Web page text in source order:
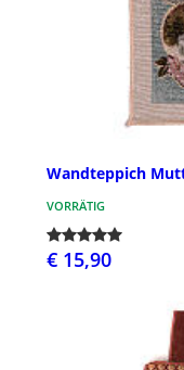
Wandteppich
VORRÄTIG
€ 15,90